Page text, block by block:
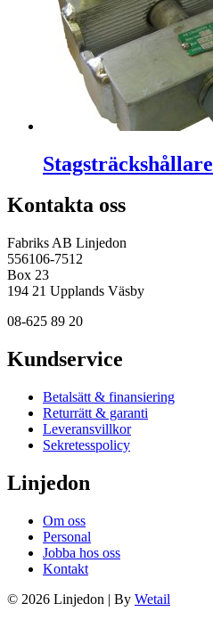
Stagsträckshållare
Kontakta oss
Fabriks AB Linjedon
556106-7512
Box 23
194 21 Upplands Väsby
08-625 89 20
Kundservice
Betalsätt & finansiering
Returrätt & garanti
Leveransvillkor
Sekretesspolicy
Linjedon
Om oss
Personal
Jobba hos oss
Kontakt
© 2026 Linjedon | By Wetail